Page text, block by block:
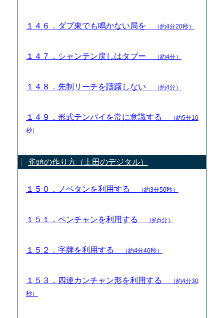
１４６．ダブ東でも鳴かない局を （約4分20秒）
１４７．シャンテン戻しはタブー （約4分）
１４８．先制リーチを躊躇しない （約4分）
１４９．形式テンパイを常に意識する
（約5分10
秒）
雀頭の作り方（土田のデジタル）
１５０．ノベタンを利用する （約3分50秒）
１５１．ペンチャンを利用する （約5分）
１５２．字牌を利用する （約4分40秒）
１５３．四連カンチャン形を利用する
（約4分30
秒）